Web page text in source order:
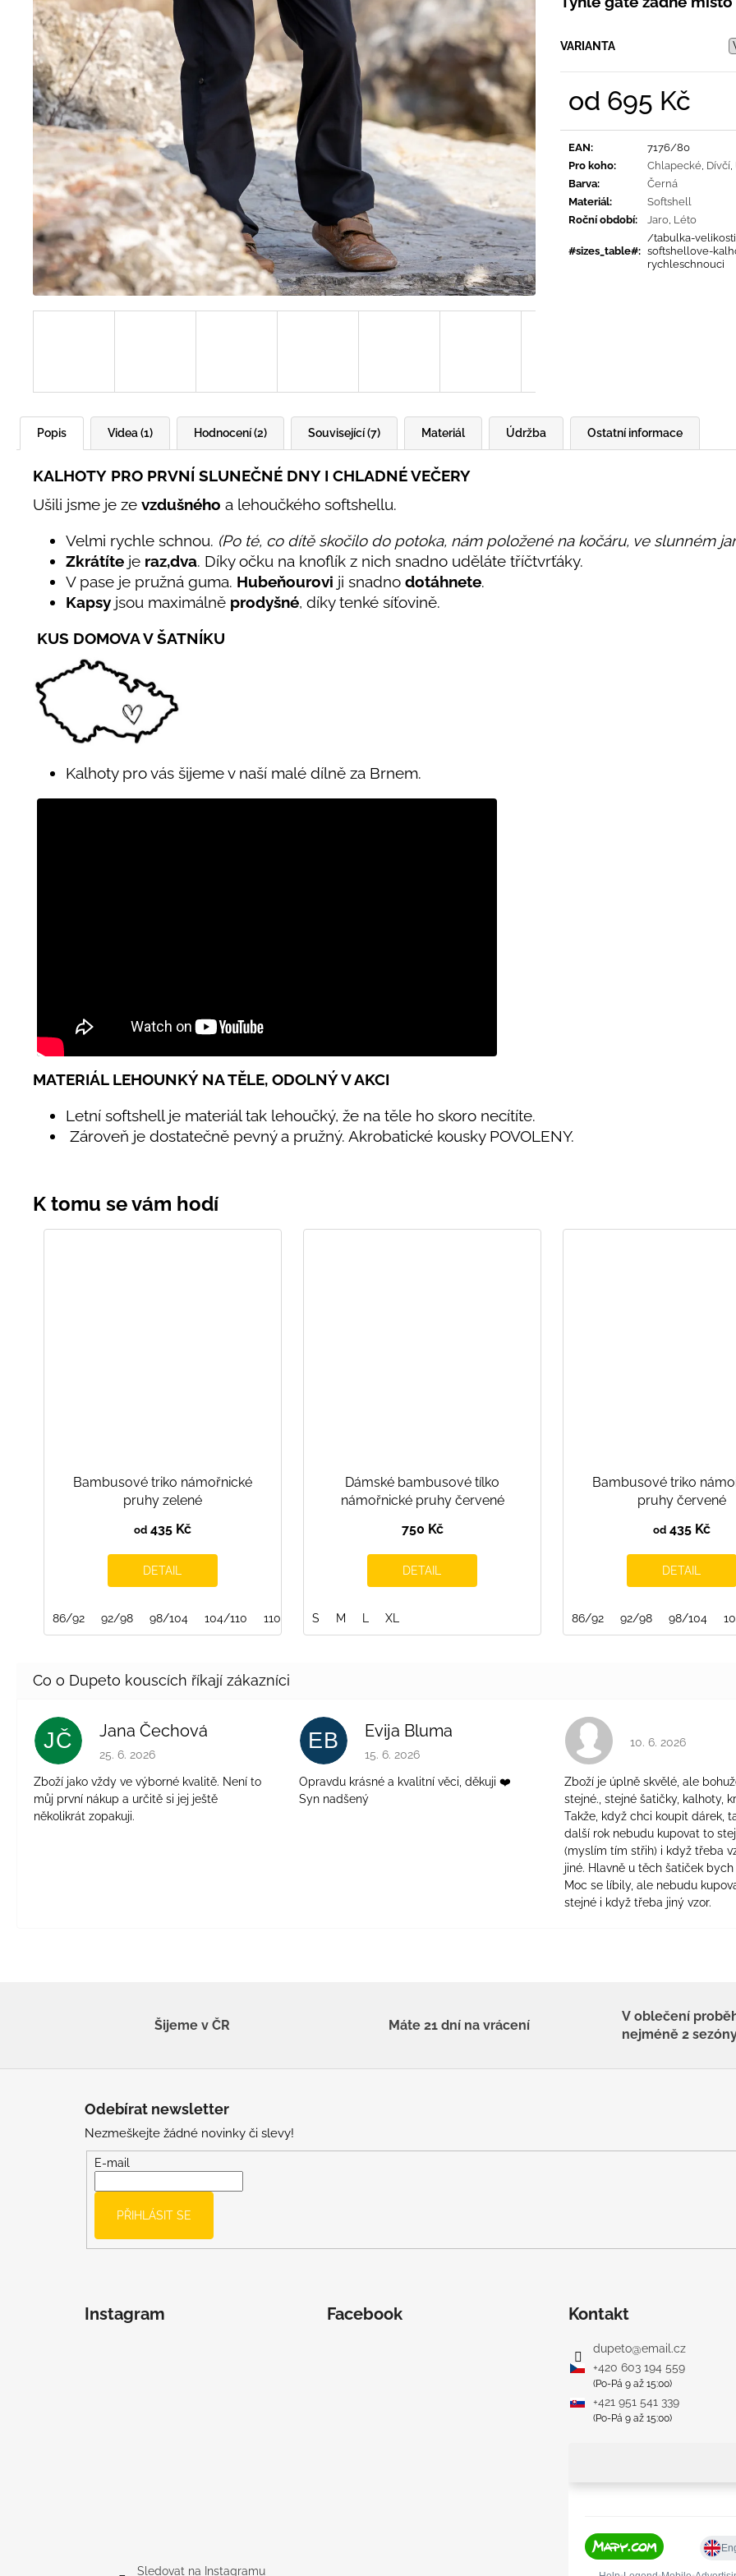
VARIANTA
od 695 Kč
EAN:
7176/80
Pro koho: Chlapecké Dívčí
Barva:
Černá
Materiál:
Softshell
Roční období: Jaro Léto
#sizes_table#:
/tabulka-
softshellove-
rychleschnouci
Popis Videa (1) Hodnocení (2) Související (7) Ostatní informace
Materiál Údržba
KALHOTY PRO PRVNÍ SLUNEČNÉ DNY I CHLADNÉ VEČERY
Ušili jsme je ze vzdušného a lehoučkého softshellu.
Velmi rychle schnou. (Po té, co dítě skočilo do potoka, nám položené na kočáru, ve slunném
Zkrátíte je raz,dva. Díky očku na knoflík z nich snadno uděláte tříčtvrťáky.
V pase je pružná guma. Hubeňourovi ji snadno dotáhnete.
Kapsy jsou maximálně prodyšné, díky tenké síťovině.
KUS DOMOVA V ŠATNÍKU
Kalhoty pro vás šijeme v naší malé dílně za Brnem.
MATERIÁL LEHOUNKÝ NA TĚLE, ODOLNÝ V AKCI
Letní softshell je materiál tak lehoučký, že na těle ho skoro necítíte.
Zároveň je dostatečně pevný a pružný. Akrobatické kousky POVOLENY.
Bambusové triko námořnické
pruhy zelené
od 435 Kč
DETAIL
86/92 92/98 98/104 104/110 110/116 116/122 122/128 140/146
Dámské bambusové tílko
námořnické pruhy červené
750 Kč
DETAIL
S M XL
Bambusové triko
pruhy červené
od 435 Kč
DETAIL
86/92 92/98 98/104
JČ Jana Čechová
Hodnocení obchodu je 5 z 5 hvězdiček.
25. 6. 2026
Zboží jako vždy ve výborné kvalitě. Není to
můj první nákup a určitě si jej ještě
několikrát zopakuji.
EB Evija Bluma
Hodnocení obchodu je 5 z 5 hvězdiček.
15. 6. 2026
Opravdu krásné a kvalitní věci, děkuji ❤️
Syn nadšený
Hodnocení
10. 6. 2026
Zboží je úplně skvělé, ale
stejné., stejné šatičky, kalhoty,
Takže, když chci koupit dárek,
další rok nebudu kupovat to
(myslím tím střih) i když třeba
jiné. Hlavně u těch šatiček
Moc se líbily, ale nebudu
stejné i když třeba jiný vzor.
395 Kč
395 Kč
Šijeme v ČR Máte 21 dní na vrácení
V oblečení
nejméně 2
Odebírat newsletter
Nezmeškejte žádné novinky či slevy!
E-mail
PŘIHLÁSIT SE
Instagram
Sledovat na Instagramu
Facebook Kontakt
dupeto@email.cz
+420 603 194 559
(Po-Pá 9 až 15:00)
+421 951 541 339
(Po-Pá 9 až 15:00)